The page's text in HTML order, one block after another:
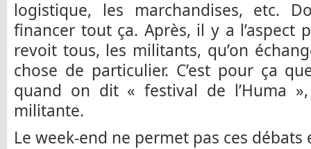
logistique, les marchandises, etc.
financer tout ça. Après, il y a l’aspect
revoit tous, les militants, qu’on
chose de particulier. C’est pour ça
quand on dit « festival de l’Huma
militante.
Le week-end ne permet pas ces débats